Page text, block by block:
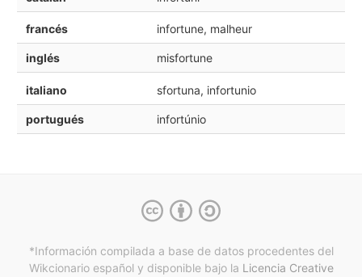
francés infortune, malheur
inglés misfortune
italiano sfortuna, infortunio
portugués infortúnio
*Información compilada a base de datos procedentes del
Wikcionario español y disponible bajo la Licencia Creative